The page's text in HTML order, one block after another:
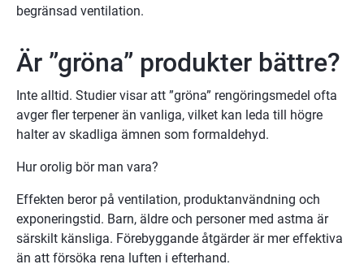
begränsad ventilation.
Är ”gröna” produkter bättre?
Inte alltid. Studier visar att ”gröna” rengöringsmedel ofta
avger fler terpener än vanliga, vilket kan leda till högre
halter av skadliga ämnen som formaldehyd.
Hur orolig bör man vara?
Effekten beror på ventilation, produktanvändning och
exponeringstid. Barn, äldre och personer med astma är
särskilt känsliga. Förebyggande åtgärder är mer effektiva
än att försöka rena luften i efterhand.